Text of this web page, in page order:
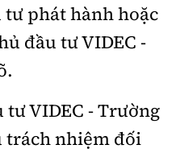
phát hành hoặc
đầu tư VIDEC -
VIDEC - Trường
trách nhiệm đối